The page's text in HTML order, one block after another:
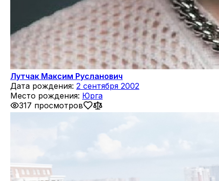
Лутчак Максим Русланович
Дата рождения: 2 сентября 2002
Место рождения: Юрга
317 просмотров